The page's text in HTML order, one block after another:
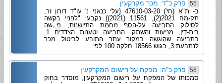
פרק כ"ד: מכר מקרקעין
ב- ת"א (חי') 47610-03-20 {עלי כנאני נ' עו"ד דורון זר,
תק-מח 2021(2), 11561 (2021)} נקבע: "לפניי בקשה
לסילוק התביעה על-הסף מחמת התיישנות, מעשה
בית-דין, מניעות והשתק. התביעה וטענות הצדדים 1.
בתביעה שהוגשה במקור עתר התובע לביטול מכר
לנתבעת 3, בגוש 18566 חלקה 100 לפי...
פרק כ"ה: מפקח על רישום המקרקעין
סמכותו של המפקח על רישום המקרקעין, מוסדר בחוק